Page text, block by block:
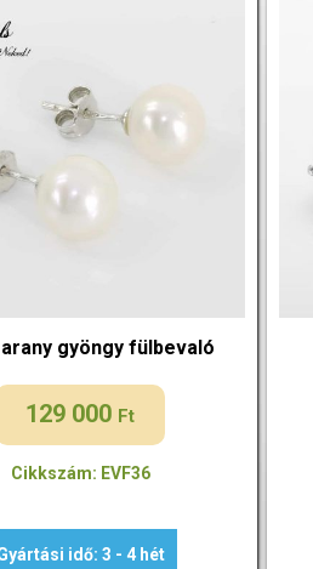
gyöngy fülbevaló
129 000 Ft
Cikkszám: EVF36
idő: 3 - 4 hét